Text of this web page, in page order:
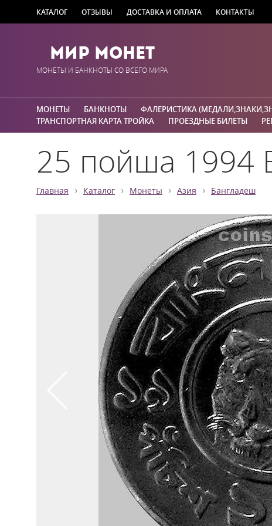
КАТАЛОГ ОТЗЫВЫ ДОСТАВКА И ОПЛАТА КОНТАКТЫ
Мир Монет
МОНЕТЫ И БАНКНОТЫ СО ВСЕГО МИРА
МОНЕТЫ БАНКНОТЫ ФАЛЕРИСТИКА
ТРАНСПОРТНАЯ КАРТА ТРОЙКА
ПРОЕЗДНЫЕ БИЛЕТЫ
25 пойша 1994
Главная › Каталог › Монеты › Азия › Бангладеш